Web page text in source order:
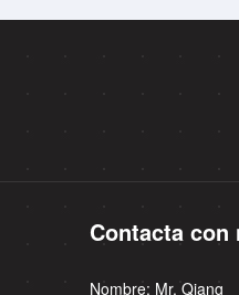
Contacta
Nombre: Mr. Qiang